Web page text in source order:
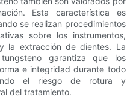
Esta característica es
se realizan procedimientos
sobre los instrumentos,
la extracción de dientes. La
garantiza que los
e integridad durante todo
el riesgo de rotura y
del tratamiento.